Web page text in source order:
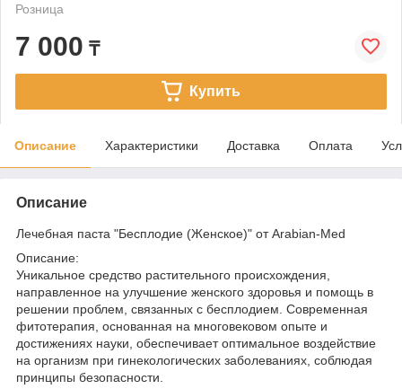
Розница
7 000 ₸
Купить
Описание Характеристики Доставка Оплата
Описание
Лечебная паста "Бесплодие (Женское)" от Arabian-Med
Описание:
Уникальное средство растительного происхождения,
направленное на улучшение женского здоровья и помощь в
решении проблем, связанных с бесплодием. Современная
фитотерапия, основанная на многовековом опыте и
достижениях науки, обеспечивает оптимальное воздействие
на организм при гинекологических заболеваниях, соблюдая
принципы безопасности.